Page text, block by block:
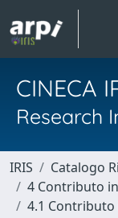
CINECA
Research
IRIS
Catalogo
4 Contributo
4.1